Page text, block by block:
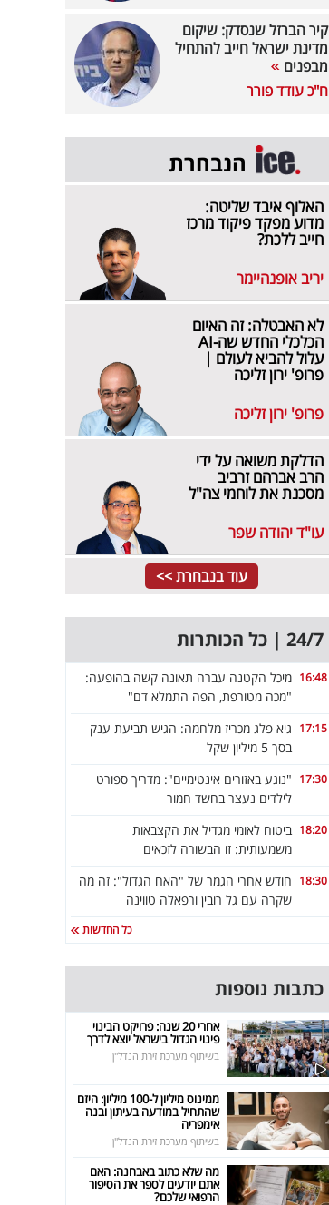
קיר הברזל שנסדק: שיקום
מדינת ישראל חייב להתחיל
מבפנים
ח"כ עודד פורר
הנבחרת
האלוף איבד שליטה:
מדוע מפקד פיקוד מרכז
חייב ללכת?
יריב אופנהיימר
לא האבטלה: זה האיום
הכלכלי החדש שה-AI
עלול להביא לעולם |
פרופ' ירון זליכה
פרופ' ירון זליכה
הדלקת משואה על ידי
הרב אברהם זרביב
מסכנת את לוחמי צה"ל
עו"ד יהודה שפר
עוד בנבחרת >>
24/7 | כל הכותרות
16:48 מיכל הקטנה עברה תאונה קשה בהופעה:
"מכה מטורפת, הפה התמלא דם"
17:15 גיא פלג מכריז מלחמה: הגיש תביעת ענק
בסך 5 מיליון שקל
17:30 "נוגע באזורים אינטימיים": מדריך ספורט
לילדים נעצר בחשד חמור
18:20 ביטוח לאומי מגדיל את הקצבאות
משמעותית: זו הבשורה לזכאים
18:30 חודש אחרי הגמר של "האח הגדול": זה מה
שקרה עם גל רובין ורפאלה טווינה
כל החדשות
כתבות נוספות
אחרי 20 שנה: פרויקט הבינוי
פינוי הגדול בישראל יוצא לדרך
בשיתוף מערכת זירת הנדל"ן
ממינוס מיליון ל-100 מיליון: היזם
שהתחיל במודעה בעיתון ובנה
אימפריה
בשיתוף מערכת זירת הנדל"ן
מה שלא כתוב באבחנה: האם
אתם יודעים לספר את הסיפור
הרפואי שלכם?